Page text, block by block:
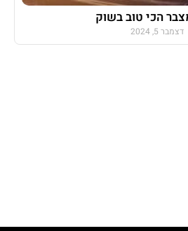
הכי טוב בשוק
דצמבר 5, 2024